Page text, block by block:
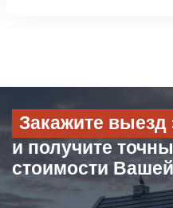
Закажите
и получите
стоимости